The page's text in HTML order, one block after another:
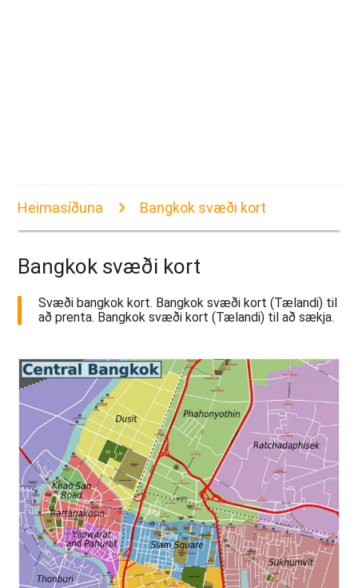
Heimasíðuna Bangkok svæði kort
Bangkok svæði kort
Svæði bangkok kort. Bangkok svæði kort (Tælandi) til
að prenta. Bangkok svæði kort (Tælandi) til að sækja.